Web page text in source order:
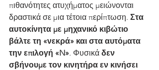
πιθανότητες ατυχήματος μειώνονται
δραστικά σε μια τέτοια περίπτωση. Στα
αυτοκίνητα με μηχανικό κιβώτιο
βάλτε τη «νεκρά» και στα αυτόματα
την επιλογή «N». Φυσικά δεν
σβήνουμε τον κινητήρα εν κινήσει